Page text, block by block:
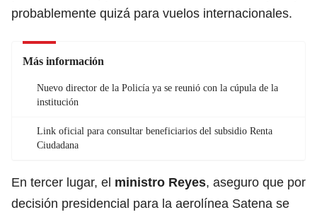
probablemente quizá para vuelos internacionales.
Más información
Nuevo director de la Policía ya se reunió con la cúpula de la
institución
Link oficial para consultar beneficiarios del subsidio Renta
Ciudadana
En tercer lugar, el ministro Reyes, aseguro que por
decisión presidencial para la aerolínea Satena se